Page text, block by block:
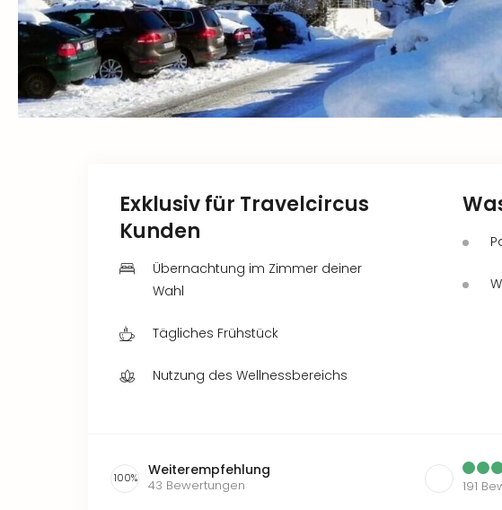
Exklusiv für Travelcircus
Kunden
Übernachtung im Zimmer deiner
Wahl
Tägliches Frühstück
Nutzung des Wellnessbereichs
100% Weiterempfehlung
43 Bewertungen 191